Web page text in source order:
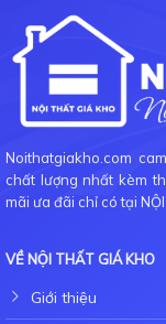
Noithatgiakho.com
chất lượng nhất kèm
mãi ưa đãi chỉ có tại NỘI
VỀ NỘI THẤT GIÁ KHO
Giới thiệu